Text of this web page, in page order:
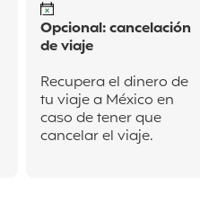
Opcional: cancelación
de viaje
Recupera el dinero de
tu viaje a México en
caso de tener que
cancelar el viaje.